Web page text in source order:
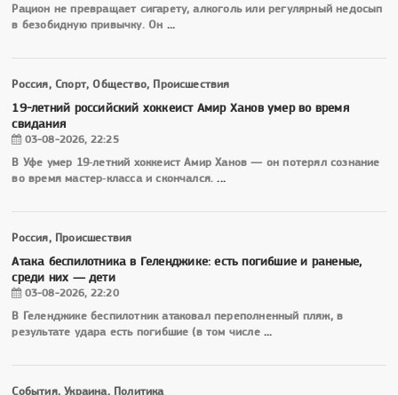
Рацион не превращает сигарету, алкоголь или регулярный недосып
в безобидную привычку. Он ...
Россия, Спорт, Общество, Происшествия
19-летний российский хоккеист Амир Ханов умер во время
свидания
03-08-2026, 22:25
В Уфе умер 19‑летний хоккеист Амир Ханов — он потерял сознание
во время мастер‑класса и скончался....
Россия, Происшествия
Атака беспилотника в Геленджике: есть погибшие и раненые,
среди них — дети
03-08-2026, 22:20
В Геленджике беспилотник атаковал переполненный пляж, в
результате удара есть погибшие (в том числе...
События, Украина, Политика